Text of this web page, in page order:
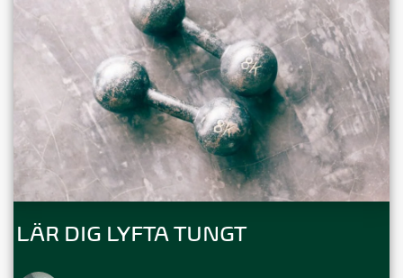
LÄR DIG LYFTA TUNGT